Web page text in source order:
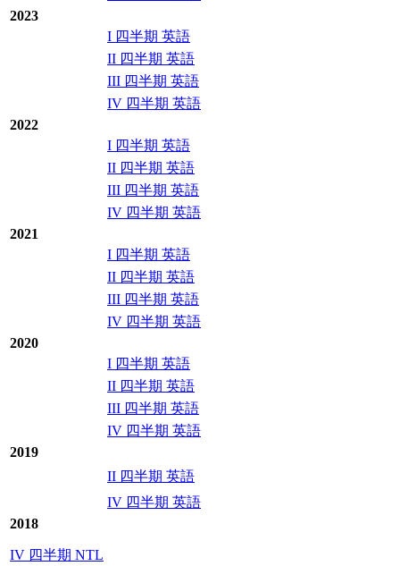
2023
I 四半期 英語
II 四半期 英語
III 四半期 英語
IV 四半期 英語
2022
I 四半期 英語
II 四半期 英語
III 四半期 英語
IV 四半期 英語
2021
I 四半期 英語
II 四半期 英語
III 四半期 英語
IV 四半期 英語
2020
I 四半期 英語
II 四半期 英語
III 四半期 英語
IV 四半期 英語
2019
II 四半期 英語
IV 四半期 英語
2018
IV 四半期 NTL